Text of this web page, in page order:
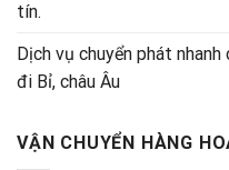
tín.
Dịch vụ chuyển phát
đi Bỉ, châu Âu
VẬN CHUYỂN HÀNG